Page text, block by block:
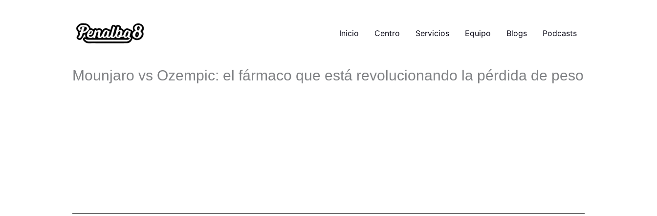
Inicio Centro Servicios Equipo Blogs Podcasts
Mounjaro vs Ozempic: el fármaco que está revolucionando la pérdida de peso